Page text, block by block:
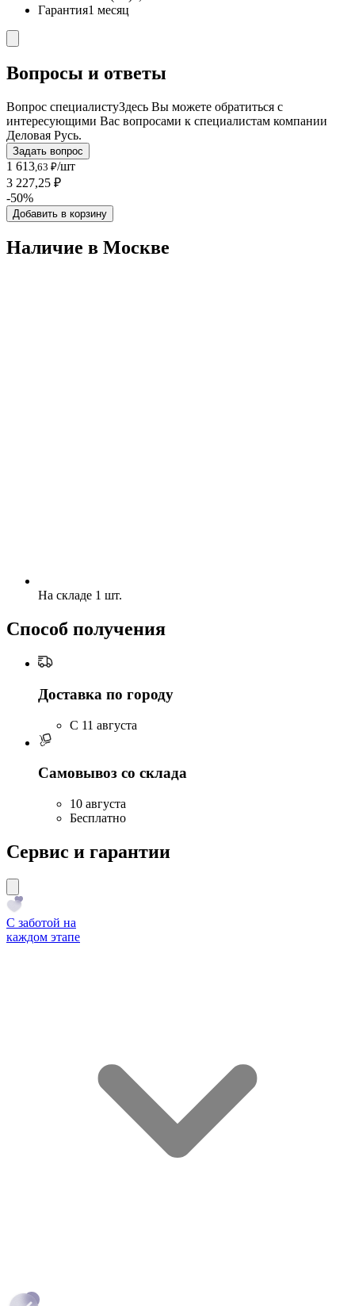
Гарантия1 месяц
Вопросы и ответы
Вопрос специалистуЗдесь Вы можете обратиться с
интересующими Вас вопросами к специалистам компании
Деловая Русь.
Задать вопрос
1 613 ,63 ₽/шт
3 227,25 ₽
-50%
Добавить в корзину
Наличие в Москвe
На складе 1 шт.
Способ получения
Доставка по городу
C 11 августа
Самовывоз со склада
10 августа
Бесплатно
Сервис и гарантии
С заботой на
каждом этапе